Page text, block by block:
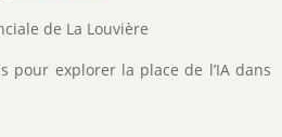
de La Louvière
pour explorer la place de l’IA dans